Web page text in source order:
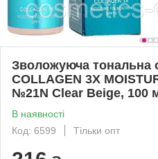
Зволожуюча тональна
COLLAGEN 3X
№21N Clear Beige, 100
В наявності
Код: 6599
Тільки опт